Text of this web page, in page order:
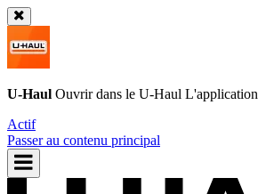
U-Haul Ouvrir dans le U-Haul L'application
Actif
Passer au contenu principal